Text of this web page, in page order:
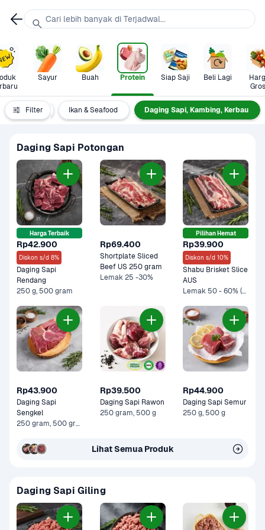
Sayur Buah Protein Siap Saji Beli Lagi
Filter
Nabati Ikan & Seafood Daging Sapi, Kambing, Kerbau
Daging Sapi Potongan
Harga Terbaik
Rp42.900
Diskon s/d 8%
Daging Sapi
Rendang
250 g, 500 gram
Rp69.400
Shortplate Sliced
Beef US 250 gram
Lemak 25 -30%
Pilihan Hemat
Rp39.900
Diskon s/d 10%
Shabu Brisket Slice
AUS
Lemak 50 - 60% (250 g), Beli 2 Lebih Murah (Lemak 50 - 60%)
Rp43.900
Daging Sapi
Sengkel
250 gram, 500 gram
Rp39.500
Daging Sapi Rawon
250 gram, 500 g
Rp44.900
Daging Sapi Semur
250 g, 500 g
Lihat Semua Produk
Daging Sapi Giling
Cari lebih banyak di Terjadwal...